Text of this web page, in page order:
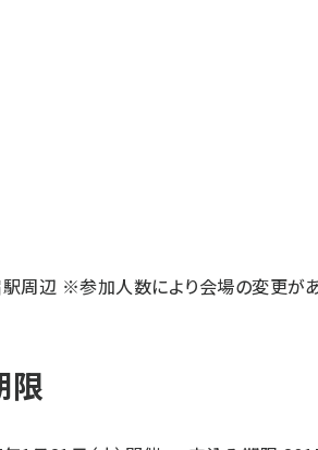
駅周辺 ※参加人数により会場の変更が
限